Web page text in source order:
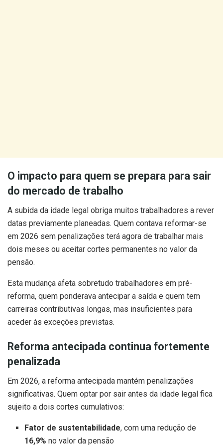
O impacto para quem se prepara para sair
do mercado de trabalho
A subida da idade legal obriga muitos trabalhadores a rever
datas previamente planeadas. Quem contava reformar-se
em 2026 sem penalizações terá agora de trabalhar mais
dois meses ou aceitar cortes permanentes no valor da
pensão.
Esta mudança afeta sobretudo trabalhadores em pré-
reforma, quem ponderava antecipar a saída e quem tem
carreiras contributivas longas, mas insuficientes para
aceder às exceções previstas.
Reforma antecipada continua fortemente
penalizada
Em 2026, a reforma antecipada mantém penalizações
significativas. Quem optar por sair antes da idade legal fica
sujeito a dois cortes cumulativos:
Fator de sustentabilidade, com uma redução de
16,9% no valor da pensão